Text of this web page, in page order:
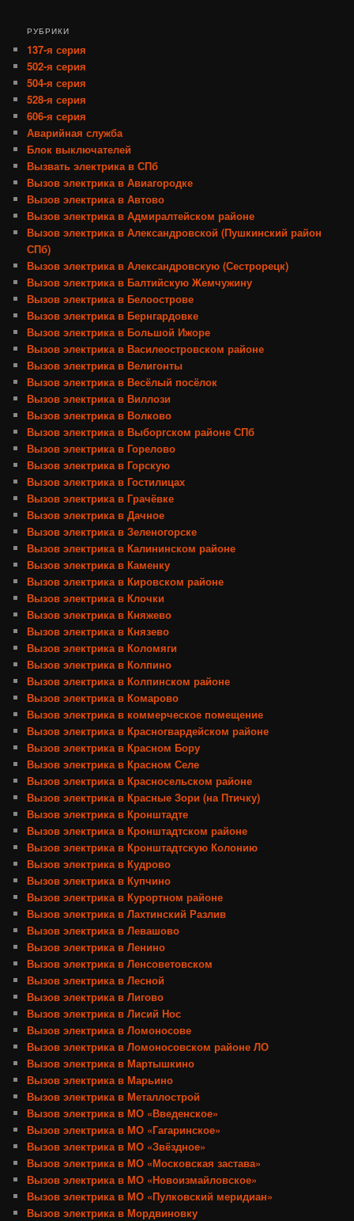
РУБРИКИ
137-я серия
502-я серия
504-я серия
528-я серия
606-я серия
Аварийная служба
Блок выключателей
Вызвать электрика в СПб
Вызов электрика в Авиагородке
Вызов электрика в Автово
Вызов электрика в Адмиралтейском районе
Вызов электрика в Александровской (Пушкинский район
СПб)
Вызов электрика в Александровскую (Сестрорецк)
Вызов электрика в Балтийскую Жемчужину
Вызов электрика в Белоострове
Вызов электрика в Бернгардовке
Вызов электрика в Большой Ижоре
Вызов электрика в Василеостровском районе
Вызов электрика в Велигонты
Вызов электрика в Весёлый посёлок
Вызов электрика в Виллози
Вызов электрика в Волково
Вызов электрика в Выборгском районе СПб
Вызов электрика в Горелово
Вызов электрика в Горскую
Вызов электрика в Гостилицах
Вызов электрика в Грачёвке
Вызов электрика в Дачное
Вызов электрика в Зеленогорске
Вызов электрика в Калининском районе
Вызов электрика в Каменку
Вызов электрика в Кировском районе
Вызов электрика в Клочки
Вызов электрика в Княжево
Вызов электрика в Князево
Вызов электрика в Коломяги
Вызов электрика в Колпино
Вызов электрика в Колпинском районе
Вызов электрика в Комарово
Вызов электрика в коммерческое помещение
Вызов электрика в Красногвардейском районе
Вызов электрика в Красном Бору
Вызов электрика в Красном Селе
Вызов электрика в Красносельском районе
Вызов электрика в Красные Зори (на Птичку)
Вызов электрика в Кронштадте
Вызов электрика в Кронштадтском районе
Вызов электрика в Кронштадтскую Колонию
Вызов электрика в Кудрово
Вызов электрика в Купчино
Вызов электрика в Курортном районе
Вызов электрика в Лахтинский Разлив
Вызов электрика в Левашово
Вызов электрика в Ленино
Вызов электрика в Ленсоветовском
Вызов электрика в Лесной
Вызов электрика в Лигово
Вызов электрика в Лисий Нос
Вызов электрика в Ломоносове
Вызов электрика в Ломоносовском районе ЛО
Вызов электрика в Мартышкино
Вызов электрика в Марьино
Вызов электрика в Металлострой
Вызов электрика в МО «Введенское»
Вызов электрика в МО «Гагаринское»
Вызов электрика в МО «Звёздное»
Вызов электрика в МО «Московская застава»
Вызов электрика в МО «Новоизмайловское»
Вызов электрика в МО «Пулковский меридиан»
Вызов электрика в Мордвиновку